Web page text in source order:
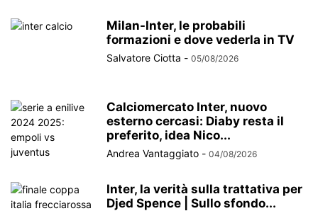
Milan-Inter, le probabili
formazioni e dove vederla in TV
Salvatore Ciotta - 05/08/2026
Calciomercato Inter, nuovo
esterno cercasi: Diaby resta il
preferito, idea Nico...
Andrea Vantaggiato - 04/08/2026
Inter, la verità sulla trattativa per
Djed Spence | Sullo sfondo...